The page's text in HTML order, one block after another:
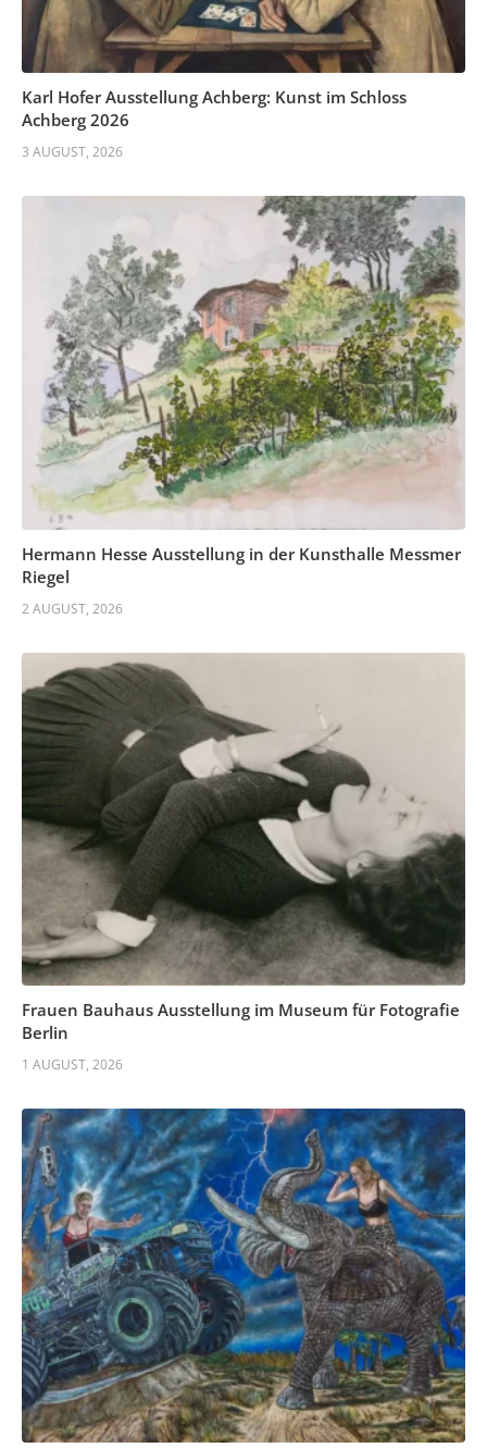
Karl Hofer Ausstellung Achberg: Kunst im Schloss
Achberg 2026
3 AUGUST, 2026
Hermann Hesse Ausstellung in der Kunsthalle Messmer
Riegel
2 AUGUST, 2026
Frauen Bauhaus Ausstellung im Museum für Fotografie
Berlin
1 AUGUST, 2026